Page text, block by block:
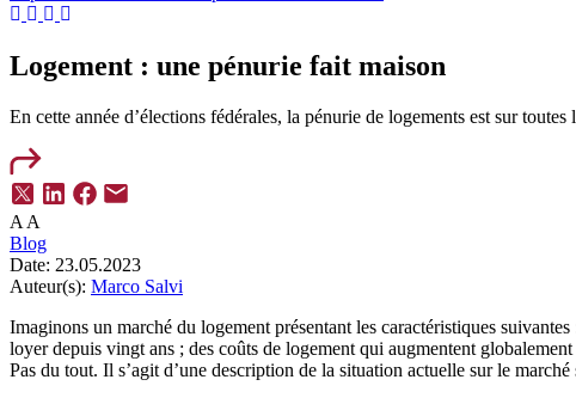
Logement : une pénurie fait maison
En cette année d’élections fédérales, la pénurie de logements est sur
A A
Blog
Date: 23.05.2023
Auteur(s): Marco Salvi
Imaginons un marché du logement présentant les caractéristiques
loyer depuis vingt ans ; des coûts de logement qui augmentent
Pas du tout. Il s’agit d’une description de la situation actuelle sur le